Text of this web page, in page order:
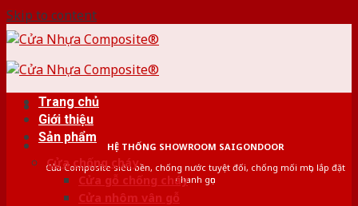
Skip to content
HỆ THỐNG SHOWROOM SAIGONDOOR
Cửa Composite siêu bền, chống nước tuyệt đối, chống mối mọt, lắp đặt
nhanh gọn
Trang chủ
Giới thiệu
Sản phẩm
Cửa chống cháy
Cửa gỗ chống cháy
Cửa nhôm vân gỗ